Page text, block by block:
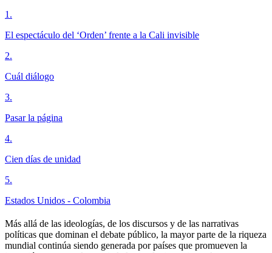
1 .
El espectáculo del ‘Orden’ frente a la Cali invisible
2.
Cuál diálogo
3.
Pasar la página
4.
Cien días de unidad
5.
Estados Unidos - Colombia
Más allá de las ideologías, de los discursos y de las narrativas
políticas que dominan el debate público, la mayor parte de la riqueza
mundial continúa siendo generada por países que promueven la